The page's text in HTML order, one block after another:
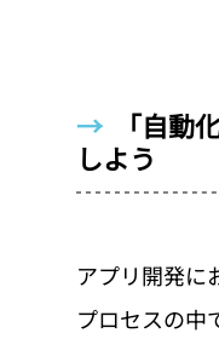
→
「自動
しよう
アプリ開発に
プロセスの中